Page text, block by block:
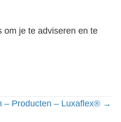
om je te adviseren en te
– Producten – Luxaflex® →